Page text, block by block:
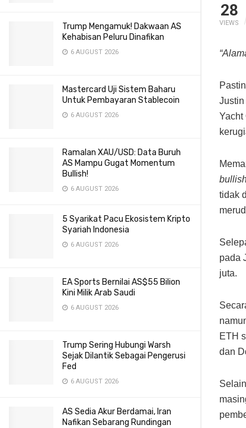
Trump Mengamuk! Dakwaan AS
Kehabisan Peluru Dinafikan
6 AUGUST 2026
Mastercard Uji Sistem Baharu
Untuk Pembayaran Stablecoin
6 AUGUST 2026
Ramalan XAU/USD: Data Buruh
AS Mampu Gugat Momentum
Bullish!
6 AUGUST 2026
5 Syarikat Pacu Ekosistem Kripto
Syariah Indonesia
6 AUGUST 2026
EA Sports Bernilai AS$55 Bilion
Kini Milik Arab Saudi
6 AUGUST 2026
Trump Sering Hubungi Warsh
Sejak Dilantik Sebagai Pengerusi
Fed
6 AUGUST 2026
AS Sedia Akur Berdamai, Iran
Nafikan Sebarang Rundingan
28
VIEWS
Yacht
tidak
pada
juta.
ETH
dan